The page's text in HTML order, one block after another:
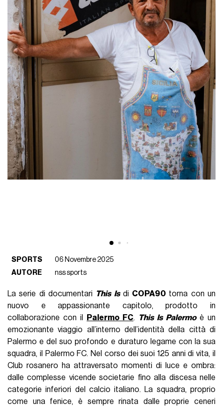
SPORTS
06 Novembre 2025
AUTORE
nss sports
La serie di documentari This Isdi COPA90 torna con un
nuovo e appassionante capitolo, prodotto in
collaborazione con il
Palermo FC. This Is Palermoè un
emozionante viaggio all’interno dell’identità della città di
Palermo e del suo profondo e duraturo legame con la sua
squadra, il Palermo FC. Nel corso dei suoi 125 anni di vita, il
Club rosanero ha attraversato momenti di luce e ombra:
dalle complesse vicende societarie fino alla discesa nelle
categorie inferiori del calcio italiano. La squadra, proprio
come una fenice, è sempre rinata dalle proprie ceneri